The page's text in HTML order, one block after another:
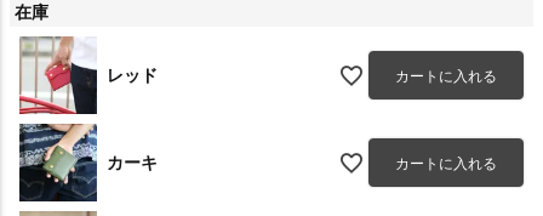
在庫
レッド カートに入れる
カーキ カートに入れる